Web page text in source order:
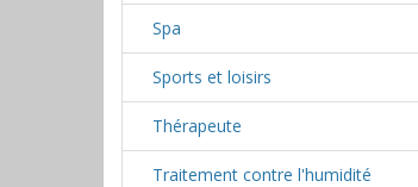
Spa
Sports et loisirs
Thérapeute
Traitement contre l'humidité